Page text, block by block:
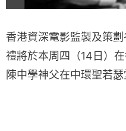
香港資深電影監製及策
禮將於本周四（14日）
陳中學神父在中環聖若瑟